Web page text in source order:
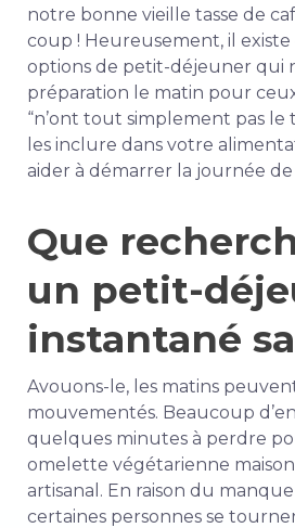
notre bonne vieille tasse de
coup ! Heureusement, il
options de petit-déjeuner qui
préparation le matin pour
“n’ont tout simplement pas le
les inclure dans votre
aider à démarrer la journée de
Que
un petit-
instantané
Avouons-le, les matins
mouvementés. Beaucoup
quelques minutes à perdre
omelette végétarienne
artisanal. En raison du
certaines personnes se